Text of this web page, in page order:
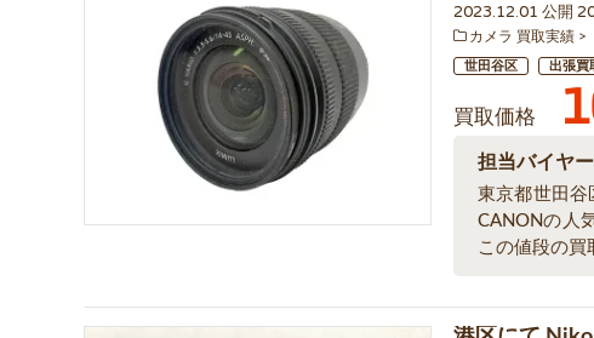
2023.12.01 公開
カメラ 買取実績
世田谷区 出張買
買取価格
担当バイヤ
東京都世田谷
CANONの人
この値段の買